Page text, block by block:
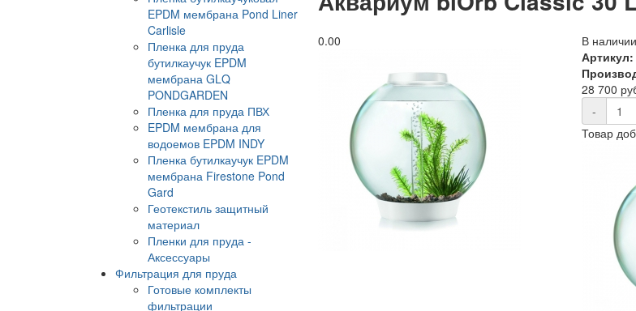
EPDM мембрана Pond Liner
Carlisle
Пленка для пруда
бутилкаучук EPDM
мембрана GLQ
PONDGARDEN
Пленка для пруда ПВХ
EPDM мембрана для
водоемов EPDM INDY
Пленка бутилкаучук EPDM
мембрана Firestone Pond
Gard
Геотекстиль защитный
материал
Пленки для пруда -
Аксессуары
Фильтрация для пруда
Готовые комплекты
фильтрации
0.00
В наличии
Артикул:
28 700
-
Товар